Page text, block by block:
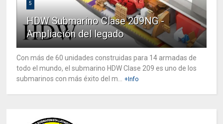
5
HDW Submarino Clase 209NG -
Ampliación del legado
Con más de 60 unidades construidas para 14 armadas de
todo el mundo, el submarino HDW Clase 209 es uno de los
submarinos con más éxito del m... +Info